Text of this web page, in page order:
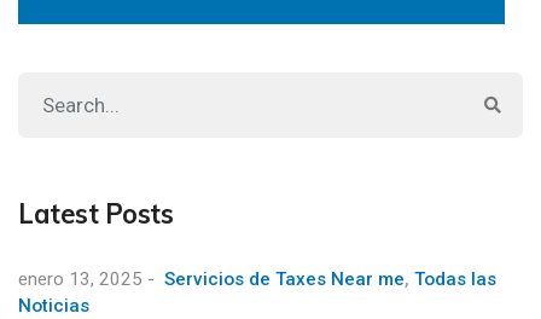
Latest Posts
enero 13, 2025 - Servicios de Taxes Near me, Todas las
Noticias